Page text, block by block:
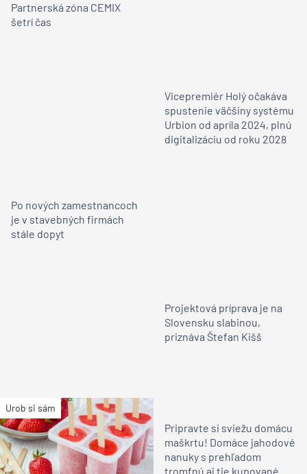
Partnerská zóna CEMIX
šetrí čas
Vicepremiér Holý očakáva
spustenie väčšiny systému
Urbion od apríla 2024, plnú
digitalizáciu od roku 2028
Po nových zamestnancoch
je v stavebných firmách
stále dopyt
Projektová príprava je na
Slovensku slabinou,
priznáva Štefan Kišš
Urob si sám
Pripravte si sviežu domácu
maškrtu! Domáce jahodové
nanuky s prehľadom
tromfnú aj tie kupované